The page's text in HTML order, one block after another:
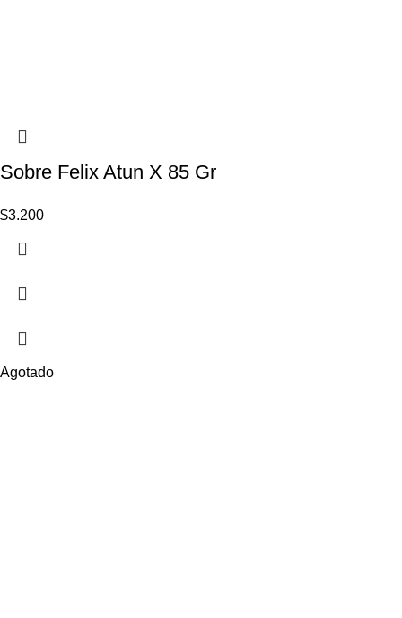
Sobre Felix Atun X 85 Gr
$3.200
Agotado